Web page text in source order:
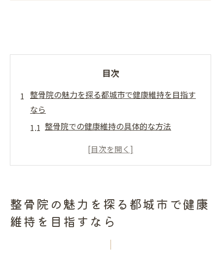
目次
整骨院の魅力を探る都城市で健康維持を目指す
なら
整骨院での健康維持の具体的な方法
都城市の整骨院が提供する独自のケア
整骨院と他の健康施設の違い
都城市の整骨院で受ける安心の保険適用と施術
整骨院の魅力を探る都城市で健康
維持を目指すなら